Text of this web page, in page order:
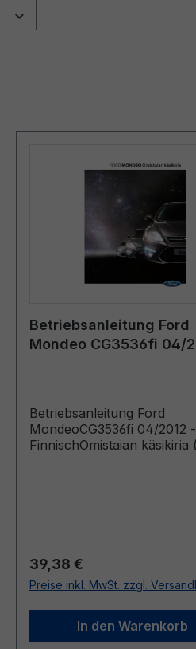
Betriebsanleitung Ford
Mondeo CG3536fi 04/
Betriebsanleitung Ford
MondeoCG3536fi 04/2012 -
FinnischOmistajan käsikirja
Regulärer Preis:
39,38 €
Preise inkl. MwSt. zzgl.
In den Warenkorb